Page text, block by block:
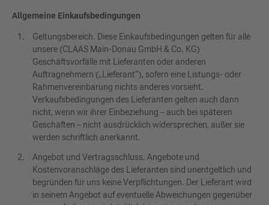
Allgemeine Einkaufsbedingungen
Geltungsbereich. Diese Einkaufsbedingungen gelten für alle
unsere (CLAAS Main-Donau GmbH & Co. KG)
Geschäftsvorfälle mit Lieferanten oder anderen
Auftragnehmern („Lieferant“), sofern eine Listungs- oder
Rahmenvereinbarung nichts anderes vorsieht.
Verkaufsbedingungen des Lieferanten gelten auch dann
nicht, wenn wir ihrer Einbeziehung – auch bei späteren
Geschäften – nicht ausdrücklich widersprechen, außer sie
werden schriftlich anerkannt.
Angebot und Vertragsschluss. Angebote und
Kostenvoranschläge des Lieferanten sind unentgeltlich und
begründen für uns keine Verpflichtungen. Der Lieferant wird
in seinem Angebot auf eventuelle Abweichungen gegenüber